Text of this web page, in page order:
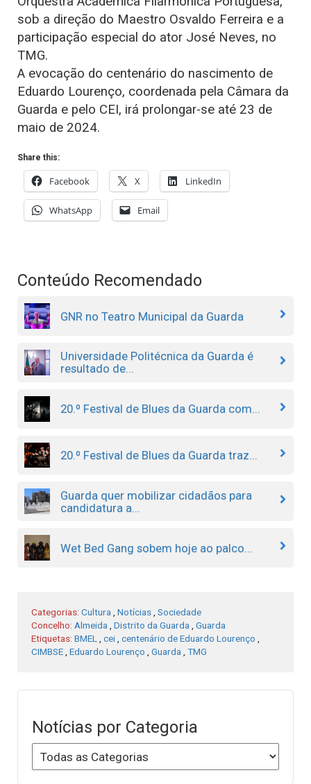
sob a direção do Maestro Osvaldo Ferreira e a
participação especial do ator José Neves, no
TMG.
A evocação do centenário do nascimento de
Eduardo Lourenço, coordenada pela Câmara da
Guarda e pelo CEI, irá prolongar-se até 23 de
maio de 2024.
Share this:
Facebook X LinkedIn
WhatsApp Email
Conteúdo Recomendado
GNR no Teatro Municipal da Guarda
Universidade Politécnica da Guarda é
resultado de...
20.º Festival de Blues da Guarda com...
20.º Festival de Blues da Guarda traz...
Guarda quer mobilizar cidadãos para
candidatura a...
Wet Bed Gang sobem hoje ao palco...
Categorias: Cultura Notícias Sociedade
Concelho: Almeida Distrito da Guarda
Guarda
Etiquetas: BMEL cei centenário de Eduardo Lourenço
CIMBSE Eduardo Lourenço Guarda TMG
Notícias por Categoria